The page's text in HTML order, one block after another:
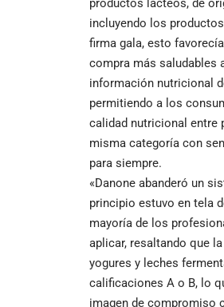
incluyendo los
firma gala, esto
compra más saludables
información nutricional
permitiendo a los
calidad nutricional entre
misma categoría con
para siempre.
«Danone abanderó un
principio estuvo en tela
mayoría de los
aplicar, resaltando que
yogures y leches
calificaciones A o B, lo
imagen de compromiso